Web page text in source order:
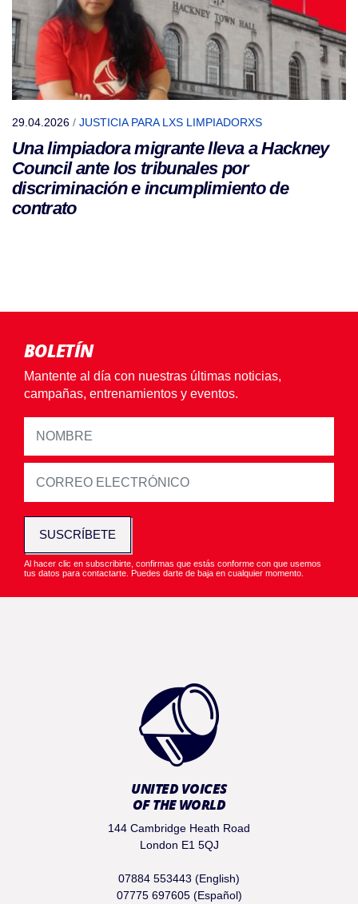
29.04.2026 / JUSTICIA PARA LXS LIMPIADORXS
Una limpiadora migrante lleva a Hackney
Council ante los tribunales por
discriminación e incumplimiento de
contrato
BOLETÍN
Mantente al día con nuestras últimas noticias,
campañas, entrenamientos y eventos.
SUSCRÍBETE
Al hacer clic en subscribirte, confirmas que estás conforme con que usemos
tus datos para contactarte. Puedes darte de baja en cualquier momento.
UNITED VOICES
OF THE WORLD
144 Cambridge Heath Road
London E1 5QJ
07884 553443 (English)
07775 697605 (Español)